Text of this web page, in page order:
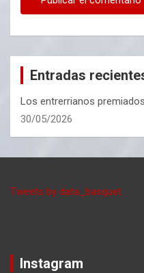
Entradas
Los entrerrianos
30/05/2026
Tweets by data_basquet
Instagram